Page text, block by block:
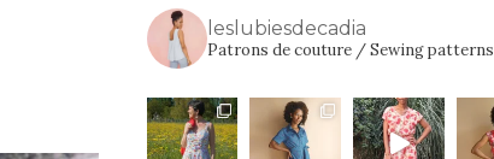
leslubiesdecadia
Patrons de couture / Sewing patterns